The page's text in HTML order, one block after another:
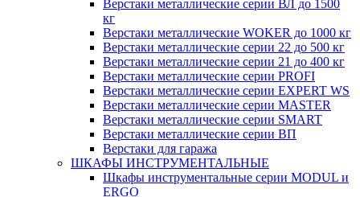
Верстаки металлические серии ВЛ до 1500
кг
Верстаки металлические WOKER до 1000 кг
Верстаки металлические серии 22 до 500 кг
Верстаки металлические серии 21 до 400 кг
Верстаки металлические серии PROFI
Верстаки металлические серии EXPERT WS
Верстаки металлические серии MASTER
Верстаки металлические серии SMART
Верстаки металлические серии ВП
Верстаки для гаража
ШКАФЫ ИНСТРУМЕНТАЛЬНЫЕ
Шкафы инструментальные серии MODUL и
ERGO